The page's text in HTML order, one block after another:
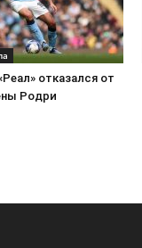
отказался от
Родри